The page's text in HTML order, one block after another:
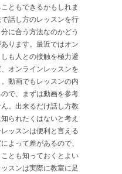
ともできるかもしれま
話し方のレッスンを行
に合う方法なのかどう
ります。最近ではオン
も人との接触を極力避
オンラインレッスンを
動画でもレッスンの内
で、まずは動画を参考
。出来るだけ話し方教
られたくはないと考え
ッスンは便利と言える
よって差があるので、
とも知っておくとよい
スンは実際に教室に足